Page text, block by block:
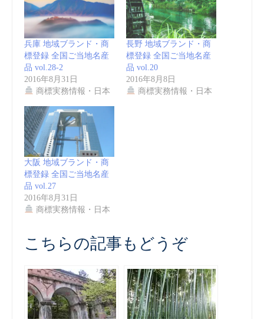
兵庫 地域ブランド・商
標登録 全国ご当地名産
品 vol.28-2
2016年8月31日
商標実務情報・日本
長野 地域ブランド・商
標登録 全国ご当地名産
品 vol.20
2016年8月8日
商標実務情報・日本
大阪 地域ブランド・商
標登録 全国ご当地名産
品 vol.27
2016年8月31日
商標実務情報・日本
こちらの記事もどうぞ